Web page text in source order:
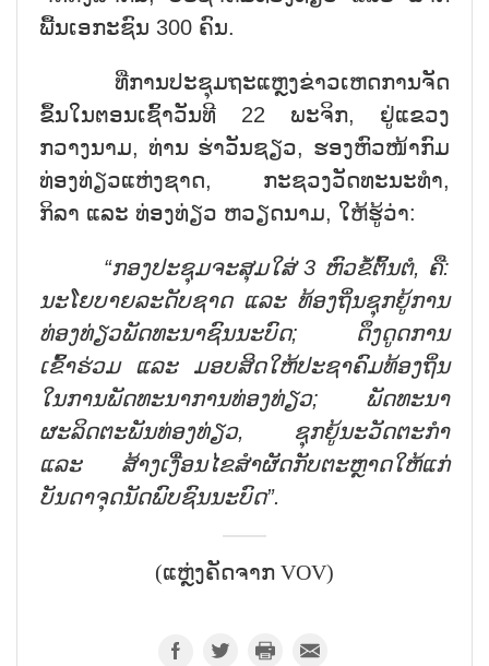
ພື້ນເອກະຊົນ 300 ຄົນ.
ທີ່ການປະຊຸມຖະແຫຼງຂ່າວເຫດການຈັດ
ຂຶ້ນໃນຕອນເຊົ້າວັນທີ 22 ພະຈິກ, ຢູ່ແຂວງ
ກວາງນາມ, ທ່ານ ຮ່າວັນຊຽວ, ຮອງຫົວໜ້າກົມ
ທ່ອງທ່ຽວແຫ່ງຊາດ, ກະຊວງວັດທະນະທຳ,
ກິລາ ແລະ ທ່ອງທ່ຽວ ຫວຽດນາມ, ໃຫ້ຮູ້ວ່າ:
“ກອງປະຊຸມຈະສຸມໃສ່ 3 ຫົວຂໍ້ຕົ້ນຕໍ, ຄື:
ນະໂຍບາຍລະດັບຊາດ ແລະ ທ້ອງຖິ່ນຊຸກຍູ້ການ
ທ່ອງທ່ຽວພັດທະນາຊົນນະບົດ; ດຶງດູດການ
ເຂົ້າຮ່ວມ ແລະ ມອບສິດໃຫ້ປະຊາຄົມທ້ອງຖິ່ນ
ໃນການພັດທະນາການທ່ອງທ່ຽວ; ພັດທະນາ
ຜະລິດຕະພັນທ່ອງທ່ຽວ, ຊຸກຍູ້ນະວັດຕະກຳ
ແລະ ສ້າງເງື່ອນໄຂສຳຜັດກັບຕະຫຼາດໃຫ້ແກ່
ບັນດາຈຸດນັດພົບຊົນນະບົດ”.
(ແຫຼ່ງຄັດຈາກ VOV)